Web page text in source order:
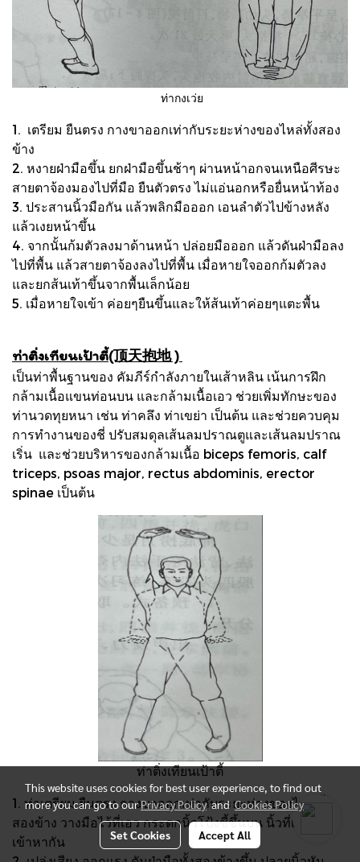
ท่ากงเว่ย
1. เตรียม ยืนตรง กางขาออกเท่ากับระยะห่างของไหล่ทั้งสอง
ข้าง
2. หงายฝ่ามือขึ้น ยกฝ่ามือขึ้นช้าๆ ผ่านหน้าอกจนเหนือศีรษะ
สายตาจ้องมองไปที่มือ ยืนตัวตรง ไม่แอ่นอกหรือยื่นหน้าท้อง
3. ประสานนิ้วมือกัน แล้วพลิกมือออก เอนลำตัวไปข้างหลัง
แล้วเงยหน้าขึ้น
4. จากนั้นก้มตัวลงมาด้านหน้า ปล่อยมือออก แล้วดันฝ่ามือลง
ไปที่พื้น แล้วสายตาจ้องลงไปที่พื้น เมื่อหายใจออกก้มตัวลง
และยกส้นเท้าขึ้นจากพื้นเล็กน้อย
5. เมื่อหายใจเข้า ค่อยๆยืนขึ้นและให้ส้นเท้าค่อยๆแตะพื้น
ท่าติ่งเทียนเป้าตี้(顶天抱地 )
เป็นท่าพื้นฐานของ คัมภีร์กำลังภายในเส้าหลิน เน้นการฝึก
กล้ามเนื้อแขนท่อนบน และกล้ามเนื้อเอว ช่วยเพิ่มทักษะของ
ท่านวดทุยหนา เช่น ท่าคลึง ท่าเขย่า เป็นต้น และช่วยควบคุม
การทำงานของชี่ ปรับสมดุลเส้นลมปราณตูและเส้นลมปราณ
เริ่น และช่วยบริหารของกล้ามเนื้อ biceps femoris, calf
triceps, psoas major, rectus abdominis, erector
spinae เป็นต้น
ท่าติ่งเทียนเป้าตี้
1. ท่าเตรียม ยืนตรง กางขาออกเท่ากับระยะห่างของไหล่ทั้ง
สองข้าง วางมือไว้ที่เอว กระดกนิ้วโป้งชี้ขึ้นบน นิ้วที่เหลือชิด
เข้าหากัน
This website uses cookies for best user experience, to find out
more you can go to ourPrivacy PolicyandCookies Policy
Set Cookies Accept All